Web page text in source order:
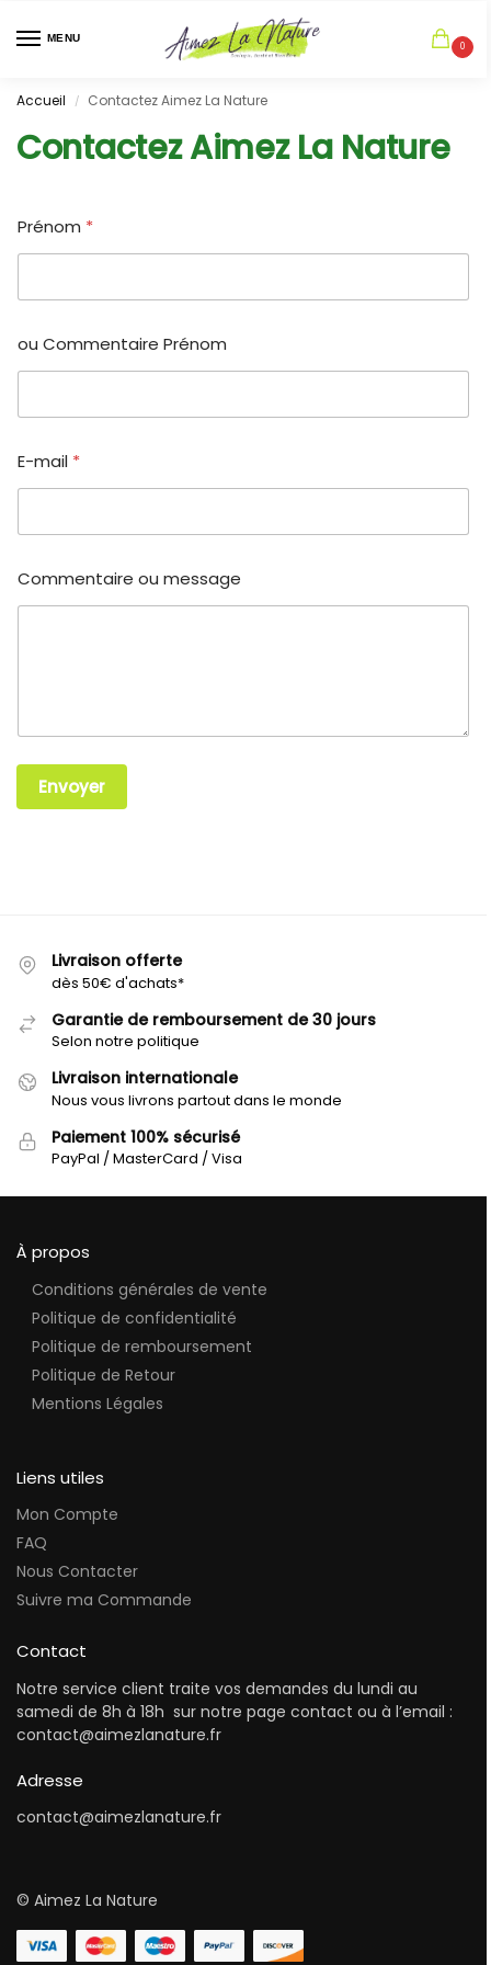
MENU
0
Accueil / Contactez Aimez La Nature
Contactez Aimez La Nature
Prénom *
ou Commentaire Prénom
E-mail *
Commentaire ou message
Envoyer
Livraison offerte
dès 50€ d'achats*
Garantie de remboursement de 30 jours
Selon notre politique
Livraison internationale
Nous vous livrons partout dans le monde
Paiement 100% sécurisé
PayPal / MasterCard / Visa
À propos
Conditions générales de vente
Politique de confidentialité
Politique de remboursement
Politique de Retour
Mentions Légales
Liens utiles
Mon Compte
FAQ
Nous Contacter
Suivre ma Commande
Contact
Notre service client traite vos demandes du lundi au
samedi de 8h à 18h sur notre page contact ou à l’email :
contact@aimezlanature.fr
Adresse
contact@aimezlanature.fr
© Aimez La Nature